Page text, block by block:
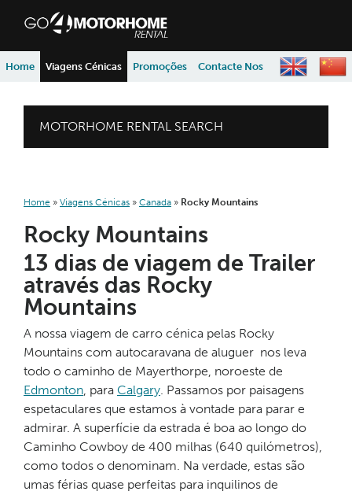
skip to content
skip to navigation
Home Viagens Cénicas Promoções Contacte Nos
MOTORHOME RENTAL SEARCH
Home » Viagens Cénicas » Canada » Rocky Mountains
Rocky Mountains
13 dias de viagem de Trailer
através das Rocky
Mountains
A nossa viagem de carro cénica pelas Rocky
Mountains com autocaravana de aluguer nos leva
todo o caminho de Mayerthorpe, noroeste de
Edmonton, para Calgary. Passamos por paisagens
espetaculares que estamos à vontade para parar e
admirar. A superfície da estrada é boa ao longo do
Caminho Cowboy de 400 milhas (640 quilómetros),
como todos o denominam. Na verdade, estas são
umas férias quase perfeitas para inquilinos de